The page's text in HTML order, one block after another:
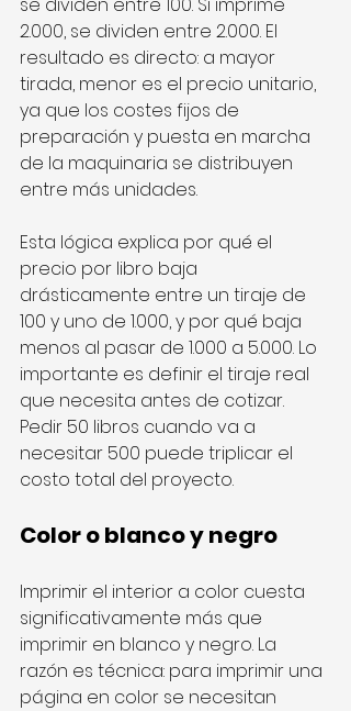
2.000, se dividen entre 2.000. El
resultado es directo: a mayor
tirada, menor es el precio unitario,
ya que los costes fijos de
preparación y puesta en marcha
de la maquinaria se distribuyen
entre más unidades.
Esta lógica explica por qué el
precio por libro baja
drásticamente entre un tiraje de
100 y uno de 1.000, y por qué baja
menos al pasar de 1.000 a 5.000. Lo
importante es definir el tiraje real
que necesita antes de cotizar.
Pedir 50 libros cuando va a
necesitar 500 puede triplicar el
costo total del proyecto.
Color o blanco y negro
Imprimir el interior a color cuesta
significativamente más que
imprimir en blanco y negro. La
razón es técnica: para imprimir una
página en color se necesitan